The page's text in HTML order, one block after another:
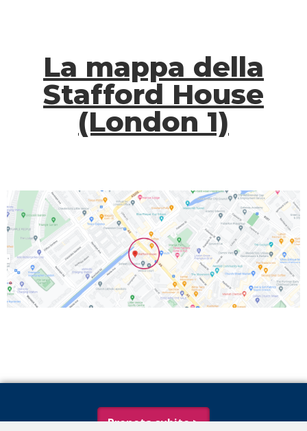
La mappa della
Stafford House
(London 1)
Prenota subito >